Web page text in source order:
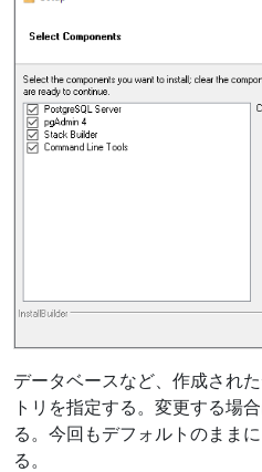
データベースなど、作成され
トリを指定する。変更する場
る。今回もデフォルトのまま
る。